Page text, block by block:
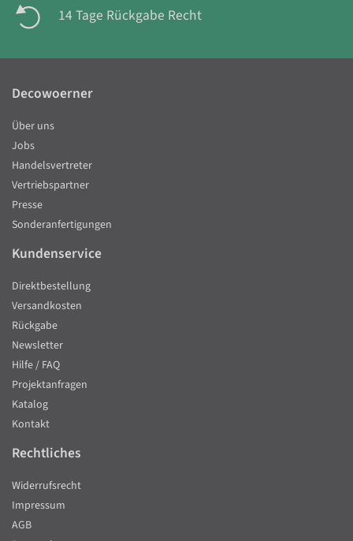
14 Tage Rückgabe Recht
Decowoerner
Über uns
Jobs
Handelsvertreter
Vertriebspartner
Presse
Sonderanfertigungen
Kundenservice
Direktbestellung
Versandkosten
Rückgabe
Newsletter
Hilfe / FAQ
Projektanfragen
Katalog
Kontakt
Rechtliches
Widerrufsrecht
Impressum
AGB